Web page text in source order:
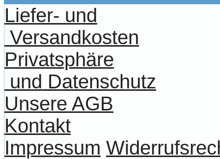
Liefer- und
Versandkosten
Privatsphäre
und Datenschutz
Unsere AGB
Kontakt
Impressum